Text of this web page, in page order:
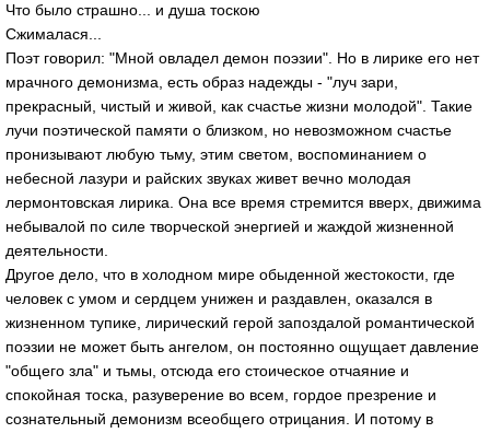
Что было страшно... и душа тоскою
Сжималася...
Поэт говорил: "Мной овладел демон поэзии". Но в лирике его нет
мрачного демонизма, есть образ надежды - "луч зари,
прекрасный, чистый и живой, как счастье жизни молодой". Такие
лучи поэтической памяти о близком, но невозможном счастье
пронизывают любую тьму, этим светом, воспоминанием о
небесной лазури и райских звуках живет вечно молодая
лермонтовская лирика. Она все время стремится вверх, движима
небывалой по силе творческой энергией и жаждой жизненной
деятельности.
Другое дело, что в холодном мире обыденной жестокости, где
человек с умом и сердцем унижен и раздавлен, оказался в
жизненном тупике, лирический герой запоздалой романтической
поэзии не может быть ангелом, он постоянно ощущает давление
"общего зла" и тьмы, отсюда его стоическое отчаяние и
спокойная тоска, разуверение во всем, гордое презрение и
сознательный демонизм всеобщего отрицания. И потому в